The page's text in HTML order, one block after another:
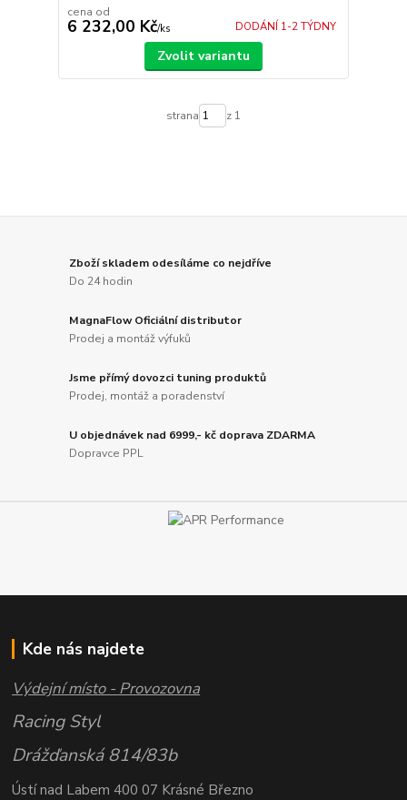
cena od
6 232,00 Kč/ks DODÁNÍ 1-2 TÝDNY
Zvolit variantu
strana z 1
Zboží skladem odesíláme co nejdříve
Do 24 hodin
MagnaFlow Oficiální distributor
Prodej a montáž výfuků
Jsme přímý dovozci tuning produktů
Prodej, montáž a poradenství
U objednávek nad 6999,- kč doprava ZDARMA
Dopravce PPL
Kde nás najdete
Výdejní místo - Provozovna
Racing Styl
Drážďanská 814/83b
Ústí nad Labem 400 07 Krásné Březno